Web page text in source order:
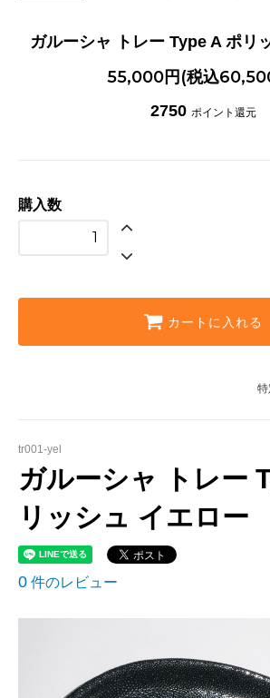
ガルーシャ トレー Type A ポリ
55,000円(税込
2750 ポイント還元
購入数
カートに入れる
tr001-yel
ガルーシャ トレー
リッシュ イエロー
0 件のレビュー